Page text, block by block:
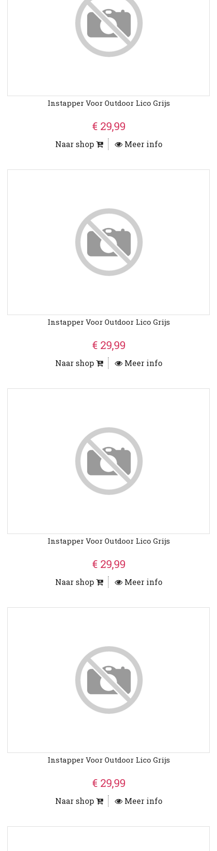
Instapper Voor Outdoor Lico Grijs
€ 29,99
Naar shop Meer info
Instapper Voor Outdoor Lico Grijs
€ 29,99
Naar shop Meer info
Instapper Voor Outdoor Lico Grijs
€ 29,99
Naar shop Meer info
Instapper Voor Outdoor Lico Grijs
€ 29,99
Naar shop Meer info